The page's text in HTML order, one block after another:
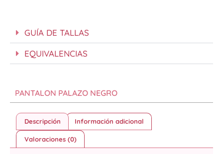
GUÍA DE TALLAS
EQUIVALENCIAS
PANTALON PALAZO NEGRO
Descripción Información adicional
Valoraciones (0)